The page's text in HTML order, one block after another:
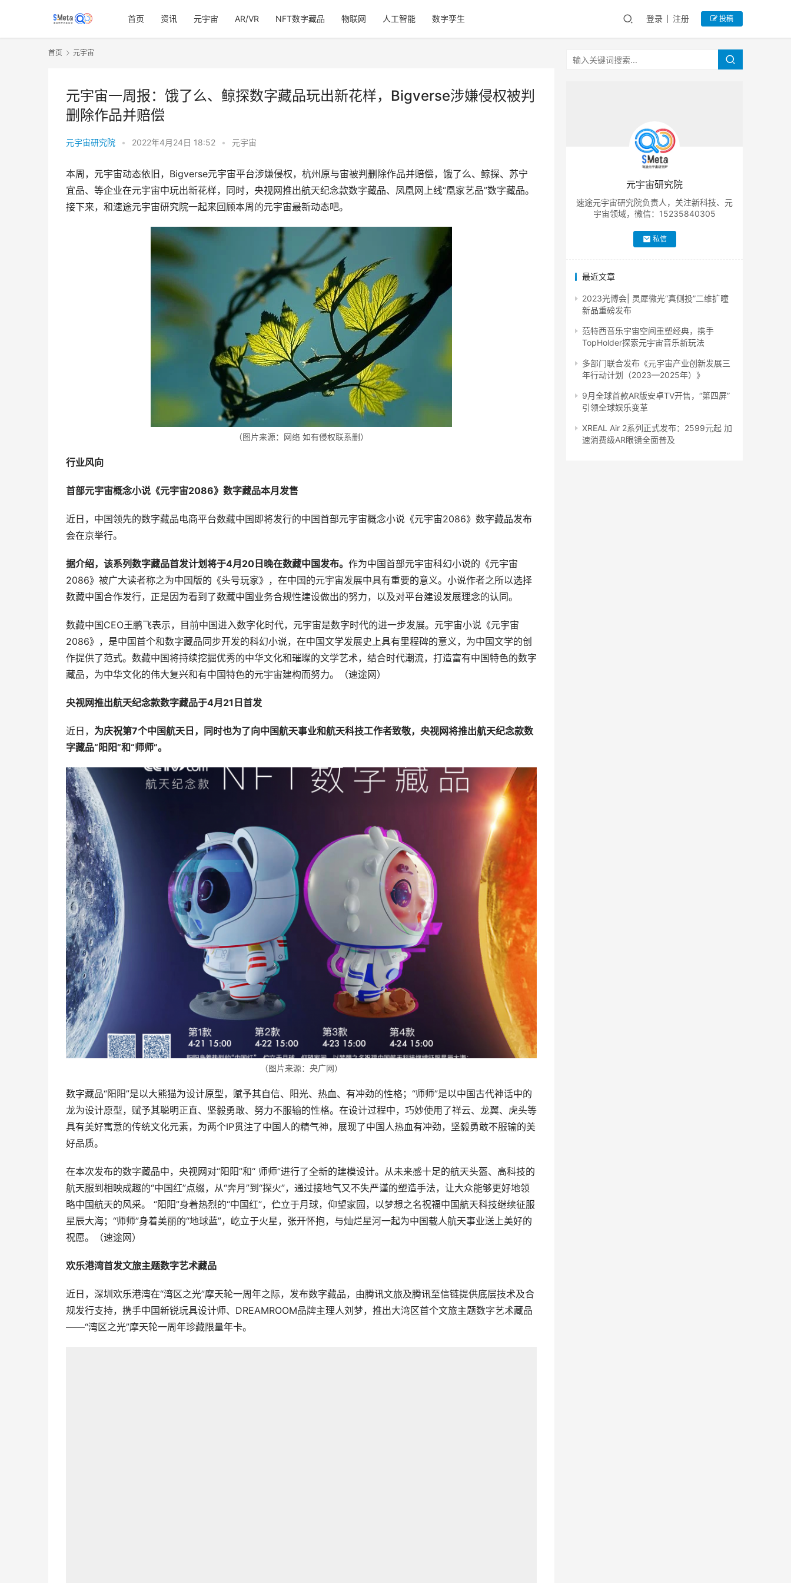
首页 资讯 元宇宙 AR/VR NFT数字藏品 物联网 人工智能 数字孪生 登录 注册 投稿
首页 元宇宙
元宇宙一周报：饿了么、鲸探数字藏品玩出新花样，Bigverse涉嫌侵权被判
删除作品并赔偿
元宇宙研究院 • 2022年4月24日 18:52 • 元宇宙
本周，元宇宙动态依旧，Bigverse元宇宙平台涉嫌侵权，杭州原与宙被判删除作品并赔偿，饿了么、鲸探、苏宁
宜品、等企业在元宇宙中玩出新花样，同时，央视网推出航天纪念款数字藏品、凤凰网上线“凰家艺品”数字藏品。
接下来，和速途元宇宙研究院一起来回顾本周的元宇宙最新动态吧。
（图片来源：网络 如有侵权联系删）
行业风向
首部元宇宙概念小说《元宇宙2086》数字藏品本月发售
近日，中国领先的数字藏品电商平台数藏中国即将发行的中国首部元宇宙概念小说《元宇宙2086》数字藏品发布
会在京举行。
据介绍，该系列数字藏品首发计划将于4月20日晚在数藏中国发布。 作为中国首部元宇宙科幻小说的《元宇宙
2086》被广大读者称之为中国版的《头号玩家》，在中国的元宇宙发展中具有重要的意义。小说作者之所以选择
数藏中国合作发行，正是因为看到了数藏中国业务合规性建设做出的努力，以及对平台建设发展理念的认同。
数藏中国CEO王鹏飞表示，目前中国进入数字化时代，元宇宙是数字时代的进一步发展。元宇宙小说《元宇宙
2086》，是中国首个和数字藏品同步开发的科幻小说，在中国文学发展史上具有里程碑的意义，为中国文学的创
作提供了范式。数藏中国将持续挖掘优秀的中华文化和璀璨的文学艺术，结合时代潮流，打造富有中国特色的数字
藏品，为中华文化的伟大复兴和有中国特色的元宇宙建构而努力。（速途网）
央视网推出航天纪念款数字藏品于4月21日首发
近日， 为庆祝第7个中国航天日，同时也为了向中国航天事业和航天科技工作者致敬，央视网将推出航天纪念款数
字藏品“阳阳”和“师师”。
（图片来源：央广网）
数字藏品“阳阳”是以大熊猫为设计原型，赋予其自信、阳光、热血、有冲劲的性格；“师师”是以中国古代神话中的
龙为设计原型，赋予其聪明正直、坚毅勇敢、努力不服输的性格。在设计过程中，巧妙使用了祥云、龙翼、虎头等
具有美好寓意的传统文化元素，为两个IP贯注了中国人的精气神，展现了中国人热血有冲劲，坚毅勇敢不服输的美
好品质。
在本次发布的数字藏品中，央视网对“阳阳”和“ 师师”进行了全新的建模设计。从未来感十足的航天头盔、高科技的
航天服到相映成趣的“中国红”点缀，从“奔月”到“探火”，通过接地气又不失严谨的塑造手法，让大众能够更好地领
略中国航天的风采。 “阳阳”身着热烈的“中国红”，伫立于月球，仰望家园，以梦想之名祝福中国航天科技继续征服
星辰大海；“师师”身着美丽的“地球蓝”，屹立于火星，张开怀抱，与灿烂星河一起为中国载人航天事业送上美好的
祝愿。（速途网）
欢乐港湾首发文旅主题数字艺术藏品
近日，深圳欢乐港湾在“湾区之光”摩天轮一周年之际，发布数字藏品，由腾讯文旅及腾讯至信链提供底层技术及合
规发行支持，携手中国新锐玩具设计师、DREAMROOM品牌主理人刘梦，推出大湾区首个文旅主题数字艺术藏品
——“湾区之光”摩天轮一周年珍藏限量年卡。
元宇宙研究院
速途元宇宙研究院负责人，关注新科技、元
宇宙领域，微信：15235840305
私信
最近文章
2023光博会| 灵犀微光“真侧投”二维扩瞳
新品重磅发布
范特西音乐宇宙空间重塑经典，携手
TopHolder探索元宇宙音乐新玩法
多部门联合发布《元宇宙产业创新发展三
年行动计划（2023—2025年）》
9月全球首款AR版安卓TV开售，“第四屏”
引领全球娱乐变革
XREAL Air 2系列正式发布：2599元起 加
速消费级AR眼镜全面普及